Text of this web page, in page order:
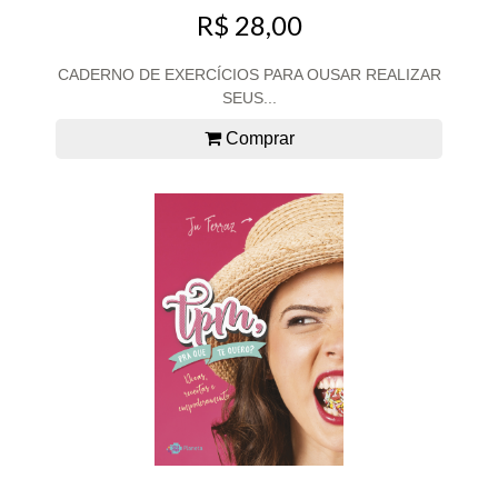
R$ 28,00
CADERNO DE EXERCÍCIOS PARA OUSAR REALIZAR
SEUS...
Comprar